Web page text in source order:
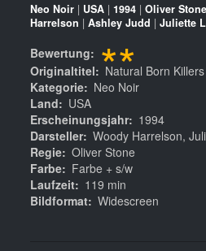
Neo Noir | USA | 1994 | Oliver Stone
Harrelson | Ashley Judd | Juliette
Bewertung **
Originaltitel
Natural Born Killers
Kategorie
Neo Noir
Land
USA
Erscheinungsjahr
1994
Darsteller Woody Harrelson,
Regie Oliver Stone
Farbe
Farbe + s/w
Laufzeit
119 min
Bildformat Widescreen